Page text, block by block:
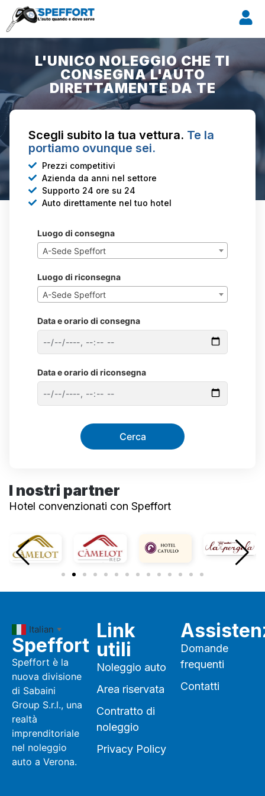
L'UNICO NOLEGGIO CHE TI
CONSEGNA L'AUTO
DIRETTAMENTE DA TE
Scegli subito la tua vettura. Te la
portiamo ovunque sei.
Prezzi competitivi
Azienda da anni nel settore
Supporto 24 ore su 24
Auto direttamente nel tuo hotel
Luogo di consegna
A-Sede Speffort
Luogo di riconsegna
A-Sede Speffort
Data e orario di consegna
Data e orario di riconsegna
Cerca
I nostri partner
Hotel convenzionati con Speffort
Italian ▼
Speffort
Speffort è la
nuova divisione
di Sabaini
Group S.r.l., una
realtà
imprenditoriale
nel noleggio
auto a Verona.
Link
utili
Noleggio auto
Area riservata
Contratto di
noleggio
Privacy Policy
Domande
frequenti
Contatti